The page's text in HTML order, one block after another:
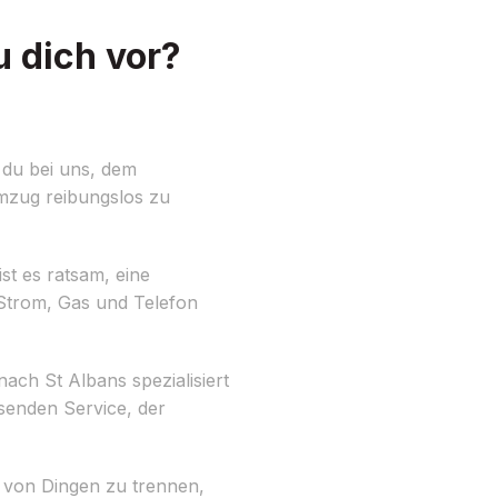
dich vor?
bei uns, dem
reibungslos zu
es ratsam, eine
Gas und Telefon
St Albans spezialisiert
Service, der
Dingen zu trennen,